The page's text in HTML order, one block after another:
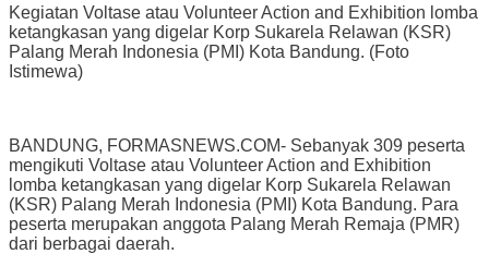
Kegiatan Voltase atau Volunteer Action and Exhibition lomba
ketangkasan yang digelar Korp Sukarela Relawan (KSR)
Palang Merah Indonesia (PMI) Kota Bandung. (Foto
Istimewa)
BANDUNG, FORMASNEWS.COM- Sebanyak 309 peserta
mengikuti Voltase atau Volunteer Action and Exhibition
lomba ketangkasan yang digelar Korp Sukarela Relawan
(KSR) Palang Merah Indonesia (PMI) Kota Bandung. Para
peserta merupakan anggota Palang Merah Remaja (PMR)
dari berbagai daerah.